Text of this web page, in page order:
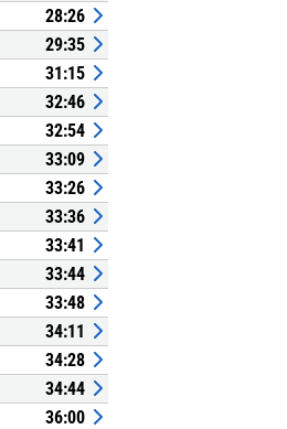
28:26
29:35
31:15
32:46
32:54
33:09
33:26
33:36
33:41
33:44
33:48
34:11
34:28
34:44
36:00